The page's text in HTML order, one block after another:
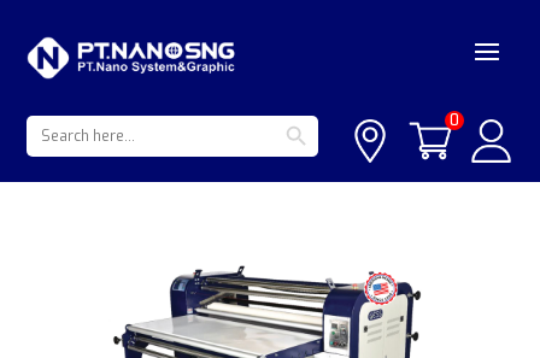
0
Search
for:
Search Button